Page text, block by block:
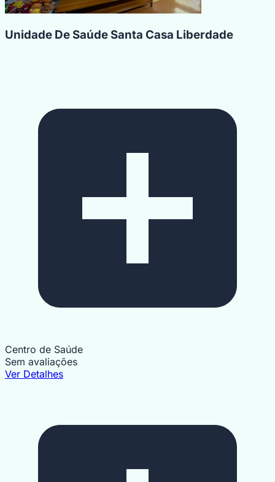
Unidade De Saúde Santa Casa Liberdade
Centro de Saúde
Sem avaliações
Ver Detalhes